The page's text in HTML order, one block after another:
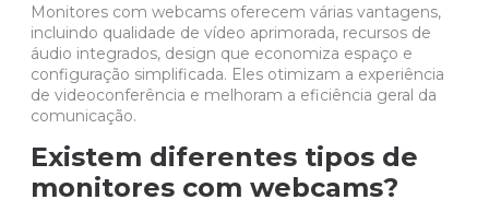
Monitores com webcams oferecem várias vantagens,
incluindo qualidade de vídeo aprimorada, recursos de
áudio integrados, design que economiza espaço e
configuração simplificada. Eles otimizam a experiência
de videoconferência e melhoram a eficiência geral da
comunicação.
Existem diferentes tipos de
monitores com webcams?